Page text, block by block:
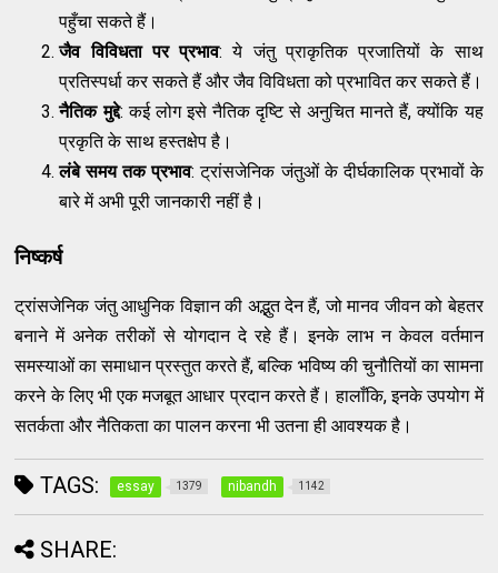
पहुँचा सकते हैं।
जैव विविधता पर प्रभाव: ये जंतु प्राकृतिक प्रजातियों के साथ
प्रतिस्पर्धा कर सकते हैं और जैव विविधता को प्रभावित कर सकते हैं।
नैतिक मुद्दे: कई लोग इसे नैतिक दृष्टि से अनुचित मानते हैं, क्योंकि यह
प्रकृति के साथ हस्तक्षेप है।
लंबे समय तक प्रभाव: ट्रांसजेनिक जंतुओं के दीर्घकालिक प्रभावों के
बारे में अभी पूरी जानकारी नहीं है।
निष्कर्ष
ट्रांसजेनिक जंतु आधुनिक विज्ञान की अद्भुत देन हैं, जो मानव जीवन को बेहतर
बनाने में अनेक तरीकों से योगदान दे रहे हैं। इनके लाभ न केवल वर्तमान
समस्याओं का समाधान प्रस्तुत करते हैं, बल्कि भविष्य की चुनौतियों का सामना
करने के लिए भी एक मजबूत आधार प्रदान करते हैं। हालाँकि, इनके उपयोग में
सतर्कता और नैतिकता का पालन करना भी उतना ही आवश्यक है।
TAGS: essay 1379 nibandh 1142
SHARE: